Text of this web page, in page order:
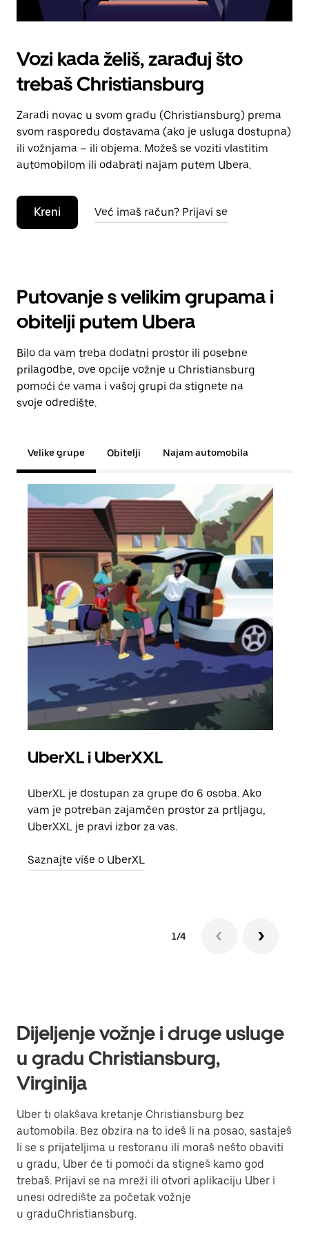
Vozi kada želiš, zarađuj što
trebaš Christiansburg
Zaradi novac u svom gradu (Christiansburg) prema
svom rasporedu dostavama (ako je usluga dostupna)
ili vožnjama – ili objema. Možeš se voziti vlastitim
automobilom ili odabrati najam putem Ubera.
Kreni Već imaš račun? Prijavi se
Putovanje s velikim grupama i
obitelji putem Ubera
Bilo da vam treba dodatni prostor ili posebne
prilagodbe, ove opcije vožnje u Christiansburg
pomoći će vama i vašoj grupi da stignete na
svoje odredište.
Velike grupe Obitelji Najam automobila
UberXL i UberXXL
UberXL je dostupan za grupe do 6 osoba. Ako
vam je potreban zajamčen prostor za prtljagu,
UberXXL je pravi izbor za vas.
Saznajte više o UberXL
1/4
Dijeljenje vožnje i druge usluge
u gradu Christiansburg,
Virginija
Uber ti olakšava kretanje Christiansburg bez
automobila. Bez obzira na to ideš li na posao, sastaješ
li se s prijateljima u restoranu ili moraš nešto obaviti
u gradu, Uber će ti pomoći da stigneš kamo god
trebaš. Prijavi se na mreži ili otvori aplikaciju Uber i
unesi odredište za početak vožnje
u graduChristiansburg.